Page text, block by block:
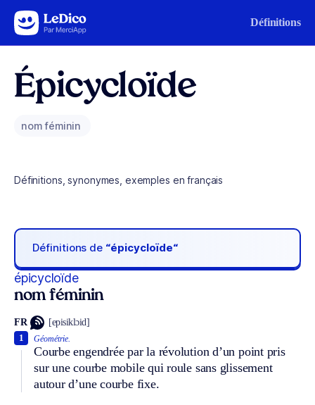
Aller au contenu Définitions
Épicycloïde
nom féminin
Définitions, synonymes, exemples en français
Définitions de “épicycloïde“
épicycloïde
nom féminin
FR [episiklɔid]
Géométrie.
Courbe engendrée par la révolution d’un point pris
sur une courbe mobile qui roule sans glissement
autour d’une courbe fixe.
1